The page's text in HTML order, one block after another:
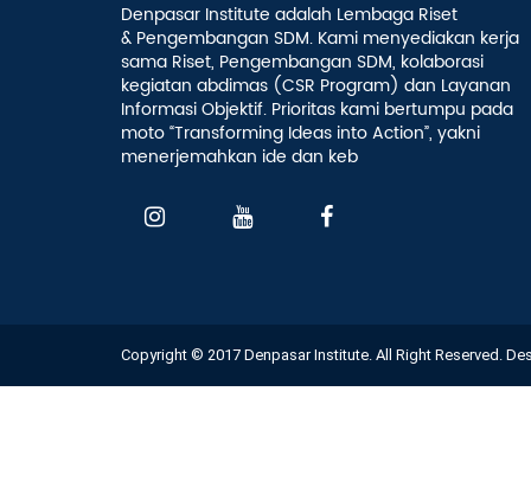
Denpasar Institute adalah Lembaga Riset
& Pengembangan SDM. Kami menyediakan kerja
sama Riset, Pengembangan SDM, kolaborasi
kegiatan abdimas (CSR Program) dan Layanan
Informasi Objektif. Prioritas kami bertumpu pada
moto “Transforming Ideas into Action”, yakni
menerjemahkan ide dan keb
Copyright © 2017 Denpasar Institute. All Right Reserved.